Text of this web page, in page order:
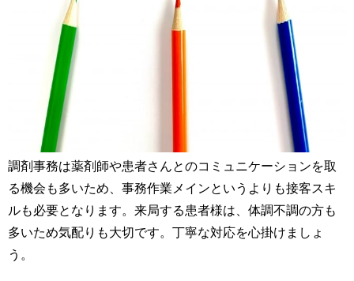
調剤事務は薬剤師や患者さんとのコミュニケーションを取
る機会も多いため、事務作業メインというよりも接客スキ
ルも必要となります。来局する患者様は、体調不調の方も
多いため気配りも大切です。丁寧な対応を心掛けましょ
う。